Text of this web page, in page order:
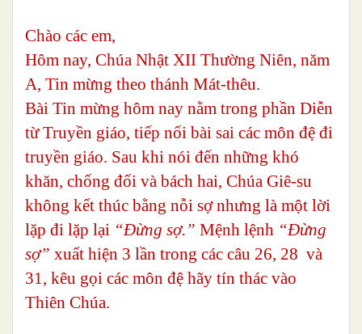
Chào các em,
Hôm nay, Chúa Nhật XII Thường Niên, năm
A, Tin mừng theo thánh Mát-thêu.
Bài Tin mừng hôm nay nằm trong phần Diễn
từ Truyền giáo, tiếp nối bài sai các môn đệ đi
truyền giáo. Sau khi nói đến những khó
khăn, chống đối và bách hai, Chúa Giê-su
không kết thúc bằng nỗi sợ nhưng là một lời
lặp đi lặp lại “Đừng sợ.” Mệnh lệnh “Đừng
sợ” xuất hiện 3 lần trong các câu 26, 28 và
31, kêu gọi các môn đệ hãy tín thác vào
Thiên Chúa.